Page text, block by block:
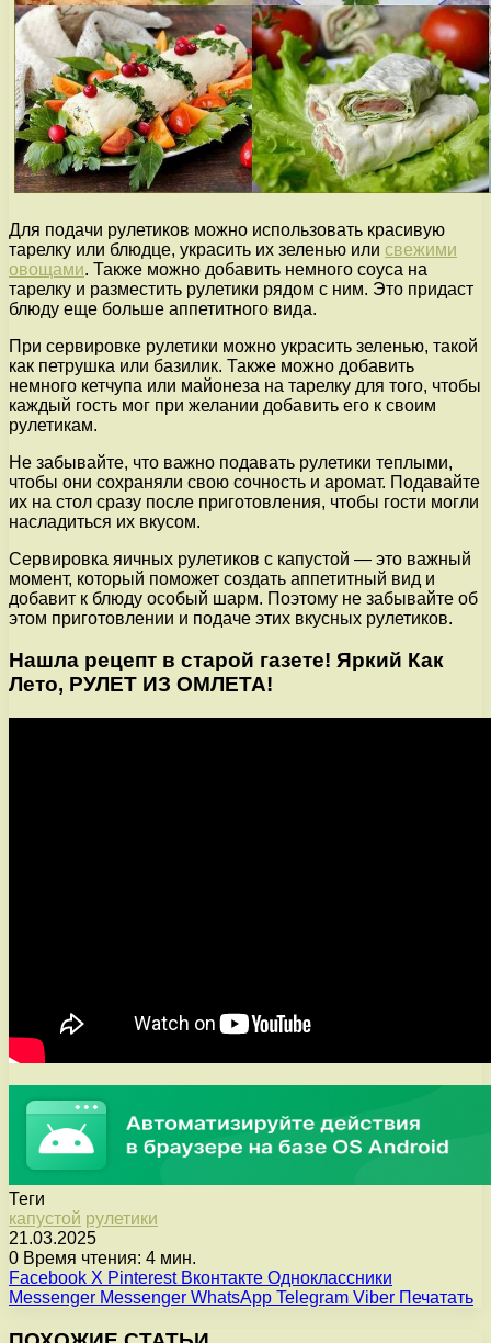
Для подачи рулетиков можно использовать красивую
тарелку или блюдце, украсить их зеленью или свежими
овощами. Также можно добавить немного соуса на
тарелку и разместить рулетики рядом с ним. Это придаст
блюду еще больше аппетитного вида.
При сервировке рулетики можно украсить зеленью, такой
как петрушка или базилик. Также можно добавить
немного кетчупа или майонеза на тарелку для того, чтобы
каждый гость мог при желании добавить его к своим
рулетикам.
Не забывайте, что важно подавать рулетики теплыми,
чтобы они сохраняли свою сочность и аромат. Подавайте
их на стол сразу после приготовления, чтобы гости могли
насладиться их вкусом.
Сервировка яичных рулетиков с капустой — это важный
момент, который поможет создать аппетитный вид и
добавит к блюду особый шарм. Поэтому не забывайте об
этом приготовлении и подаче этих вкусных рулетиков.
Нашла рецепт в старой газете! Яркий Как
Лето, РУЛЕТ ИЗ ОМЛЕТА!
Теги
капустой рулетики
21.03.2025
0 Время чтения: 4 мин.
Facebook X Pinterest Вконтакте Одноклассники
Messenger Messenger WhatsApp Telegram Viber Печатать